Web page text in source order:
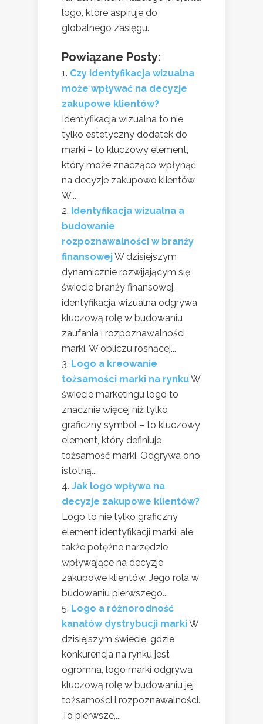
logo, które aspiruje do
globalnego zasięgu.
Powiązane Posty:
Czy identyfikacja wizualna
może wpływać na decyzje
zakupowe klientów?
Identyfikacja wizualna to nie
tylko estetyczny dodatek do
marki – to kluczowy element,
który może znacząco wpłynąć
na decyzje zakupowe klientów.
W...
Identyfikacja wizualna a
budowanie
rozpoznawalności w branży
finansowejW dzisiejszym
dynamicznie rozwijającym się
świecie branży finansowej,
identyfikacja wizualna odgrywa
kluczową rolę w budowaniu
zaufania i rozpoznawalności
marki. W obliczu rosnącej...
Logo a kreowanie
tożsamości marki na rynkuW
świecie marketingu logo to
znacznie więcej niż tylko
graficzny symbol – to kluczowy
element, który definiuje
tożsamość marki. Odgrywa ono
istotną...
Jak logo wpływa na
decyzje zakupowe klientów?
Logo to nie tylko graficzny
element identyfikacji marki, ale
także potężne narzędzie
wpływające na decyzje
zakupowe klientów. Jego rola w
budowaniu pierwszego...
Logo a różnorodność
kanałów dystrybucji markiW
dzisiejszym świecie, gdzie
konkurencja na rynku jest
ogromna, logo marki odgrywa
kluczową rolę w budowaniu jej
tożsamości i rozpoznawalności.
To pierwsze,...